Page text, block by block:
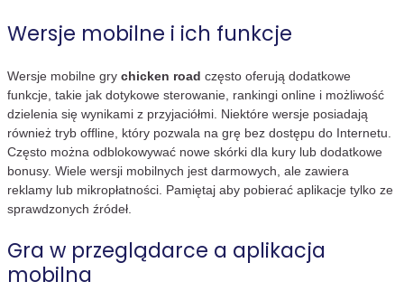
Wersje mobilne i ich funkcje
Wersje mobilne gry chicken road często oferują dodatkowe
funkcje, takie jak dotykowe sterowanie, rankingi online i możliwość
dzielenia się wynikami z przyjaciółmi. Niektóre wersje posiadają
również tryb offline, który pozwala na grę bez dostępu do Internetu.
Często można odblokowywać nowe skórki dla kury lub dodatkowe
bonusy. Wiele wersji mobilnych jest darmowych, ale zawiera
reklamy lub mikropłatności. Pamiętaj aby pobierać aplikacje tylko ze
sprawdzonych źródeł.
Gra w przeglądarce a aplikacja
mobilna